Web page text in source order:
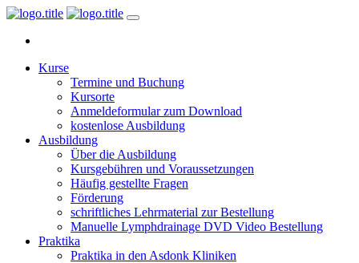
Kurse
Termine und Buchung
Kursorte
Anmeldeformular zum Download
kostenlose Ausbildung
Ausbildung
Über die Ausbildung
Kursgebühren und Voraussetzungen
Häufig gestellte Fragen
Förderung
schriftliches Lehrmaterial zur Bestellung
Manuelle Lymphdrainage DVD Video Bestellung
Praktika
Praktika in den Asdonk Kliniken